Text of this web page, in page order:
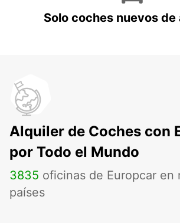
Solo coches nuevos de
Alquiler de Coches con
por Todo el Mundo
3835 oficinas de Europcar en
países